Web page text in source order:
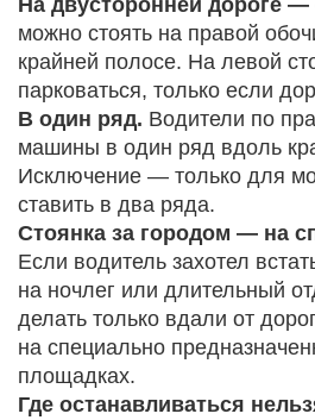
На двусторонней дороге —
можно стоять на правой
крайней полосе. На левой
парковаться, только если
В один ряд. Водители по
машины в один ряд вдоль
Исключение — только для
ставить в два ряда.
Стоянка за городом — на
Если водитель захотел
на ночлег или длительный
делать только вдали от
на специально
площадках.
Где останавливаться